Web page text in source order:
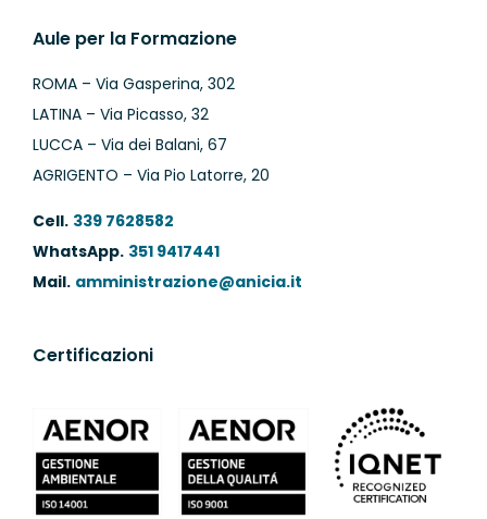
Aule per la Formazione
ROMA – Via Gasperina, 302
LATINA – Via Picasso, 32
LUCCA – Via dei Balani, 67
AGRIGENTO – Via Pio Latorre, 20
Cell. 339 7628582
WhatsApp. 351 9417441
Mail. amministrazione@anicia.it
Certificazioni